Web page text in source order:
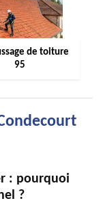
de toiture
95
: pourquoi
?